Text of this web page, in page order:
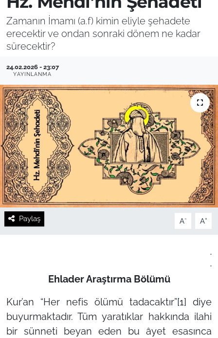
Zamanın İmamı (a.f) kimin eliyle şehadete
erecektir ve ondan sonraki dönem ne kadar
sürecektir?
24.02.2026 - 23:07
YAYINLANMA
Paylaş A- A+
.
.
Ehlader Araştırma Bölümü
Kur’an “Her nefis ölümü tadacaktır”[1] diye
buyurmaktadır. Tüm yaratıklar hakkında ilahi
bir sünneti beyan eden bu âyet esasınca